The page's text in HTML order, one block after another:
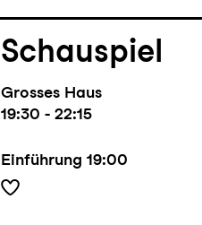
Schauspiel
Grosses Haus
19:30 - 22:15
Einführung 19:00